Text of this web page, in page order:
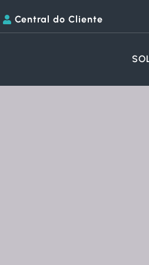
Central do Cliente